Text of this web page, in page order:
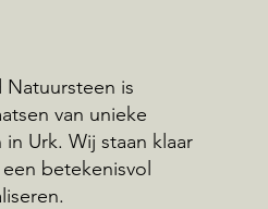
Natuursteen is
van unieke
Urk. Wij staan klaar
betekenisvol